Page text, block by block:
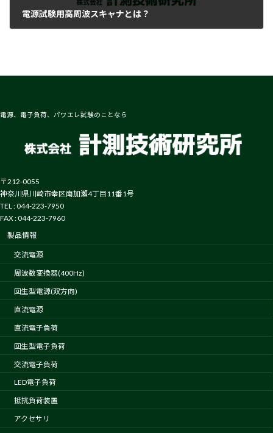
電源試験用高周波スキャナとは？
電源、電子負荷、パワエレ試験のことなら
〒212-0055
神奈川県川崎市幸区南加瀬4丁目11番1号
TEL : 044-223-7950
FAX : 044-223-7960
製品情報
交流電源
周波数変換器(400Hz)
回生型電源(双方向)
直流電源
直流電子負荷
回生型電子負荷
交流電子負荷
LED電子負荷
抵抗負荷装置
アクセサリ